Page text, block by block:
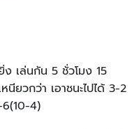
เล่นกัน 5 ชั่วโมง 15
นียวกว่า เอาชนะไปได้ 3-2
4)